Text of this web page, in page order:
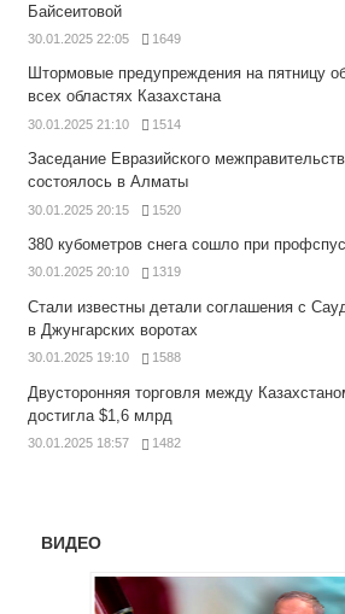
Байсеитовой
30.01.2025 22:05 1649
Штормовые предупреждения на пятницу
всех областях Казахстана
30.01.2025 21:10 1514
Заседание Евразийского
состоялось в Алматы
30.01.2025 20:15 1520
380 кубометров снега сошло при
30.01.2025 20:10 1319
Стали известны детали соглашения с
в Джунгарских воротах
30.01.2025 19:10 1588
Двусторонняя торговля между
достигла $1,6 млрд
30.01.2025 18:57 1482
ВИДЕО